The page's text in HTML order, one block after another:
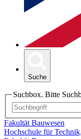
Suche
Suchbox. Bitte
Fakultät Bauwesen
Hochschule für